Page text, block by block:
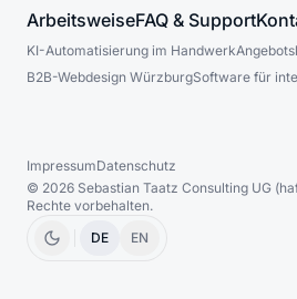
ArbeitsweiseFAQ & Support
KI-Automatisierung im Handwerk
B2B-Webdesign WürzburgSoftware für
ImpressumDatenschutz
© 2026 Sebastian Taatz Consulting UG
Rechte vorbehalten.
DE
EN